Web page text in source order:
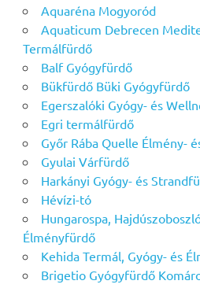
Aquaréna Mogyoród
Aquaticum Debrecen
Termálfürdő
Balf Gyógyfürdő
Bükfürdő Büki Gyógyfürdő
Egerszalóki Gyógy- és
Egri termálfürdő
Győr Rába Quelle Élmény-
Gyulai Várfürdő
Harkányi Gyógy- és
Hévízi-tó
Hungarospa,
Élményfürdő
Kehida Termál, Gyógy- és
Brigetio Gyógyfürdő